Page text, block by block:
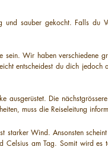
sauber gekocht. Falls du
Wir haben verschiedene
entscheidest du dich jedoch
ausgerüstet. Die
muss die Reiseleitung
starker Wind. Ansonsten
am Tag. Somit wird es